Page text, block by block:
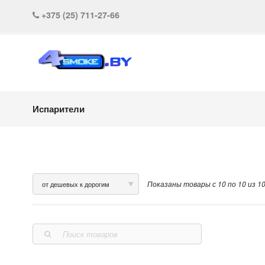
+375 (25) 711-27-66
Испарители
от дешевых к дорогим Показаны товары с 10 по 10 из 10